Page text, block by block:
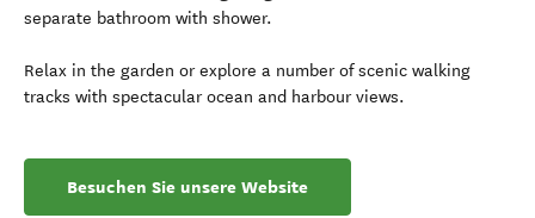
separate bathroom with shower.
Relax in the garden or explore a number of scenic walking
tracks with spectacular ocean and harbour views.
Besuchen Sie unsere Website